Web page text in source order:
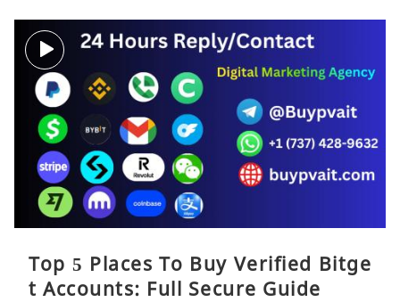
Top 5 Places To Buy Verified Bitge
t Accounts: Full Secure Guide